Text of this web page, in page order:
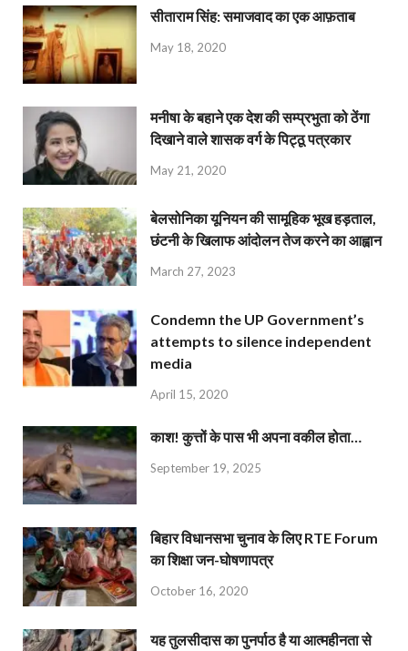
सीताराम सिंह: समाजवाद का एक आफ़ताब
May 18, 2020
मनीषा के बहाने एक देश की सम्प्रभुता को ठेंगा
दिखाने वाले शासक वर्ग के पिट्ठू पत्रकार
May 21, 2020
बेलसोनिका यूनियन की सामूहिक भूख हड़ताल,
छंटनी के खिलाफ आंदोलन तेज करने का आह्वान
March 27, 2023
Condemn the UP Government’s
attempts to silence independent
media
April 15, 2020
काश! कुत्तों के पास भी अपना वकील होता…
September 19, 2025
बिहार विधानसभा चुनाव के लिए RTE Forum
का शिक्षा जन-घोषणापत्र
October 16, 2020
यह तुलसीदास का पुनर्पाठ है या आत्महीनता से